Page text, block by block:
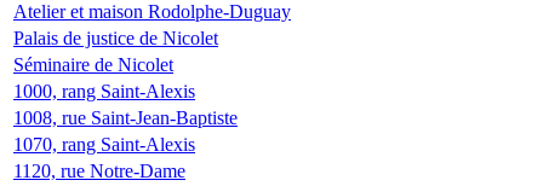
Atelier et maison Rodolphe-Duguay
Palais de justice de Nicolet
Séminaire de Nicolet
1000, rang Saint-Alexis
1008, rue Saint-Jean-Baptiste
1070, rang Saint-Alexis
1120, rue Notre-Dame